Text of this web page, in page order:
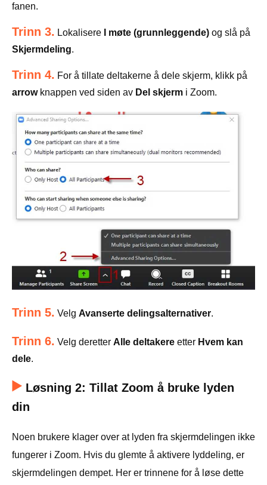
fanen.
Trinn 3. Lokalisere I møte (grunnleggende) og slå på
Skjermdeling.
Trinn 4. For å tillate deltakerne å dele skjerm, klikk på
arrowknappen ved siden av Del skjerm i Zoom.
Trinn 5. Velg Avanserte delingsalternativer.
Trinn 6. Velg deretter Alle deltakere etter Hvem kan
dele.
Løsning 2: Tillat Zoom å bruke lyden
din
Noen brukere klager over at lyden fra skjermdelingen ikke
fungerer i Zoom. Hvis du glemte å aktivere lyddeling, er
skjermdelingen dempet. Her er trinnene for å løse dette